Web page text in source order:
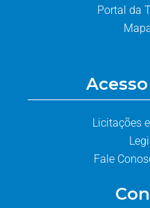
Portal da
Licitações
Fale